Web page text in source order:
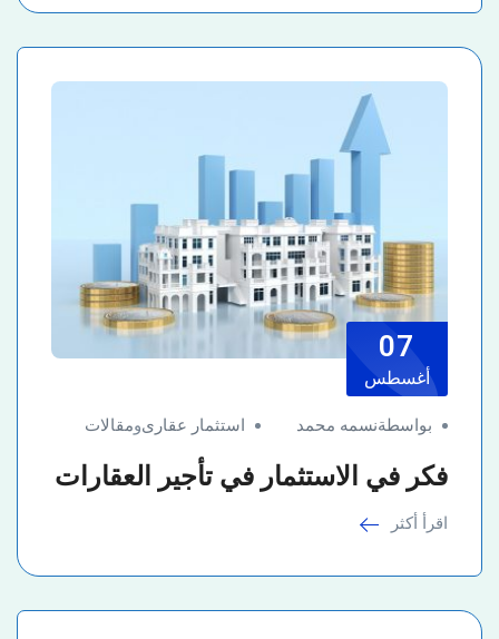
07
أغسطس
بواسطةنسمه محمد استثمار عقارىومقالات
فكر في الاستثمار في تأجير العقارات
اقرأ أكثر